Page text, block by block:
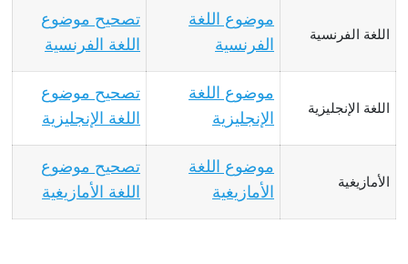
اللغة الفرنسية
موضوع اللغة
الفرنسية
تصحيح موضوع
اللغة الفرنسية
اللغة الإنجليزية
موضوع اللغة
الإنجليزية
تصحيح موضوع
اللغة الإنجليزية
الأمازيغية
موضوع اللغة
الأمازيغية
تصحيح موضوع
اللغة الأمازيغية